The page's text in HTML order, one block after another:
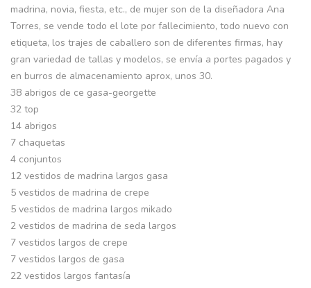
madrina, novia, fiesta, etc., de mujer son de la diseñadora Ana
Torres, se vende todo el lote por fallecimiento, todo nuevo con
etiqueta, los trajes de caballero son de diferentes firmas, hay
gran variedad de tallas y modelos, se envía a portes pagados y
en burros de almacenamiento aprox, unos 30.
38 abrigos de ce gasa-georgette
32 top
14 abrigos
7 chaquetas
4 conjuntos
12 vestidos de madrina largos gasa
5 vestidos de madrina de crepe
5 vestidos de madrina largos mikado
2 vestidos de madrina de seda largos
7 vestidos largos de crepe
7 vestidos largos de gasa
22 vestidos largos fantasía